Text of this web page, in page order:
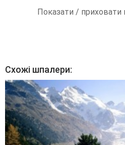
Показати / приховати
Схожі шпалери: